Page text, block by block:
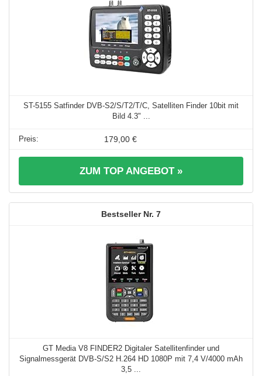
ST-5155 Satfinder DVB-S2/S/T2/T/C, Satelliten Finder 10bit mit
Bild 4.3" ...
179,00 €
ZUM TOP ANGEBOT »
7
GT Media V8 FINDER2 Digitaler Satellitenfinder und
Signalmessgerät DVB-S/S2 H.264 HD 1080P mit 7,4 V/4000 mAh
3,5 ...